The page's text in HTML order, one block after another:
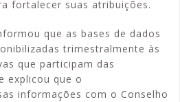
fortalecer suas atribuições.
que as bases de dados
trimestralmente às
que participam das
explicou que o
informações com o Conselho